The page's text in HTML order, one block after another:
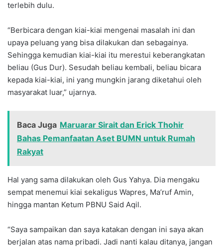
terlebih dulu.
“Berbicara dengan kiai-kiai mengenai masalah ini dan
upaya peluang yang bisa dilakukan dan sebagainya.
Sehingga kemudian kiai-kiai itu merestui keberangkatan
beliau (Gus Dur). Sesudah beliau kembali, beliau bicara
kepada kiai-kiai, ini yang mungkin jarang diketahui oleh
masyarakat luar,” ujarnya.
Baca Juga Maruarar Sirait dan Erick Thohir
Bahas Pemanfaatan Aset BUMN untuk Rumah
Rakyat
Hal yang sama dilakukan oleh Gus Yahya. Dia mengaku
sempat menemui kiai sekaligus Wapres, Ma’ruf Amin,
hingga mantan Ketum PBNU Said Aqil.
“Saya sampaikan dan saya katakan dengan ini saya akan
berjalan atas nama pribadi. Jadi nanti kalau ditanya, jangan